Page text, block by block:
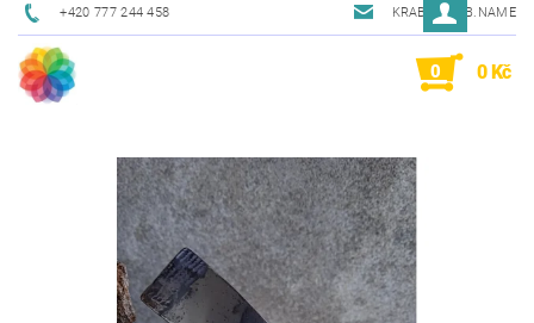
+420 777 244 458 KRAB@KRAB.NAME
0 0 Kč